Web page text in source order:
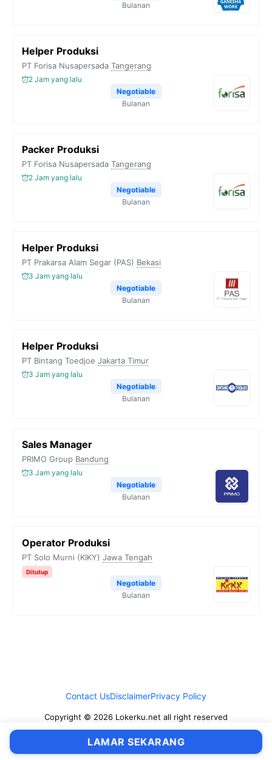
LAMAR SEKARANG
Bulanan
Helper Produksi
PT Forisa Nusapersada Tangerang
2 Jam yang lalu
Negotiable
Bulanan
Packer Produksi
PT Forisa Nusapersada Tangerang
2 Jam yang lalu
Negotiable
Bulanan
Helper Produksi
PT Prakarsa Alam Segar (PAS) Bekasi
3 Jam yang lalu
Negotiable
Bulanan
Helper Produksi
PT Bintang Toedjoe Jakarta Timur
3 Jam yang lalu
Negotiable
Bulanan
Sales Manager
PRIMO Group Bandung
3 Jam yang lalu
Negotiable
Bulanan
Operator Produksi
PT Solo Murni (KIKY) Jawa Tengah
Ditutup
Negotiable
Bulanan
Contact UsDisclaimerPrivacy Policy
Copyright © 2026 Lokerku.net all right reserved